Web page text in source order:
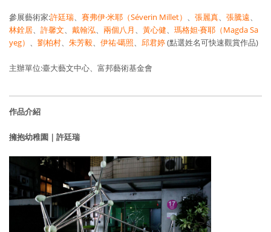
參展藝術家:許廷瑞、 賽弗伊‧米耶（Séverin Millet） 、 張麗真、 張騰遠、
林銓居、 許馨文、 戴翰泓、 兩個八月、 黃心健、 瑪格妲‧賽耶（Magda Sa
yeg） 、 劉柏村、 朱芳毅、 伊祐‧噶照、 邱君婷(點選姓名可快速觀賞作品)
主辦單位:臺大藝文中心、富邦藝術基金會
作品介紹
擁抱幼稚園｜許廷瑞